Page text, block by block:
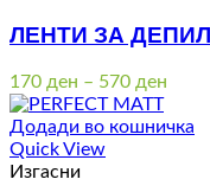
ЛЕНТИ ЗА
170 ден – 570 ден
170
Додади во кошничка
Quick View
Изгасни